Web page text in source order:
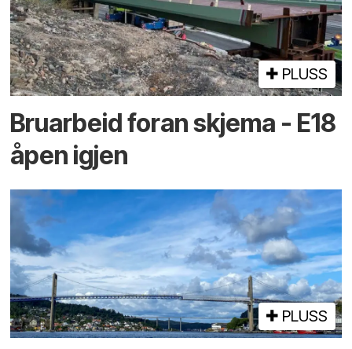
PLUSS
Bruarbeid foran skjema - E18
åpen igjen
PLUSS